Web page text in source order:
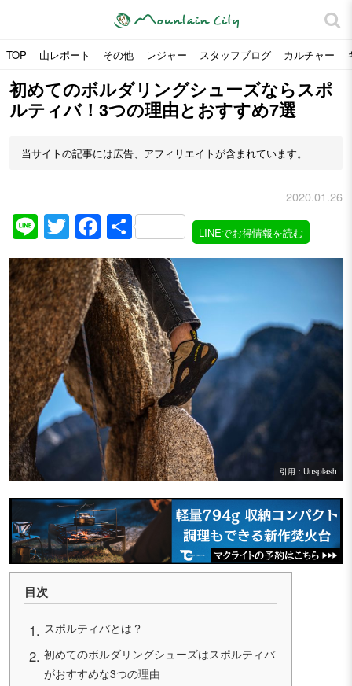
TOP 山レポート その他 レジャー スタッフブログ カルチャー
初めてのボルダリングシューズならスポ
ルティバ！3つの理由とおすすめ7選
当サイトの記事には広告、アフィリエイトが含まれています。
2020.01.26
LineTwitter
Facebook
共
有
LINEでお得情報を読む
引用：Unsplash
目次
スポルティバとは？
初めてのボルダリングシューズはスポルティバ
がおすすめな3つの理由